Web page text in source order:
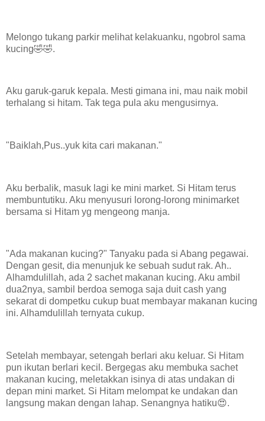
Melongo tukang parkir melihat kelakuanku, ngobrol sama
kucing🤣🤣.
Aku garuk-garuk kepala. Mesti gimana ini, mau naik mobil
terhalang si hitam. Tak tega pula aku mengusirnya.
"Baiklah,Pus..yuk kita cari makanan."
Aku berbalik, masuk lagi ke mini market. Si Hitam terus
membuntutiku. Aku menyusuri lorong-lorong minimarket
bersama si Hitam yg mengeong manja.
"Ada makanan kucing?" Tanyaku pada si Abang pegawai.
Dengan gesit, dia menunjuk ke sebuah sudut rak. Ah..
Alhamdulillah, ada 2 sachet makanan kucing. Aku ambil
dua2nya, sambil berdoa semoga saja duit cash yang
sekarat di dompetku cukup buat membayar makanan kucing
ini. Alhamdulillah ternyata cukup.
Setelah membayar, setengah berlari aku keluar. Si Hitam
pun ikutan berlari kecil. Bergegas aku membuka sachet
makanan kucing, meletakkan isinya di atas undakan di
depan mini market. Si Hitam melompat ke undakan dan
langsung makan dengan lahap. Senangnya hatiku😍.